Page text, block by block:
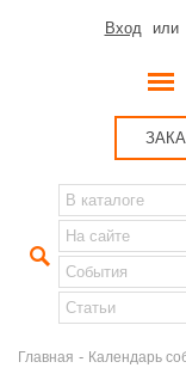
Вход или
Главная - Календарь